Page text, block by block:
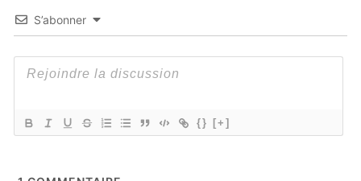
S’abonner
{} [+]